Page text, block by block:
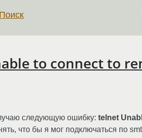
Поиск
to connect to
следующую ошибку: telnet
что бы я мог подключаться по